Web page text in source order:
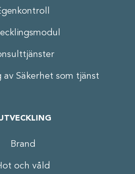
av Säkerhet som tjänst
Brand
och våld